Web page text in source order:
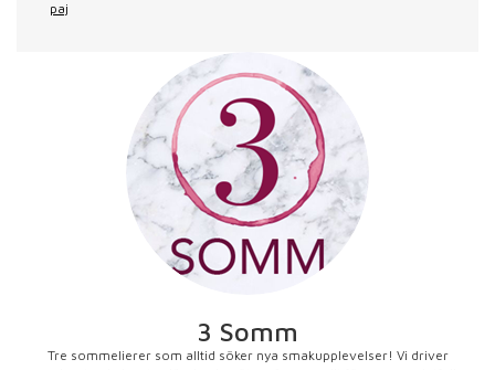
paj
3 Somm
Tre sommelierer som alltid söker nya smakupplevelser! Vi driver